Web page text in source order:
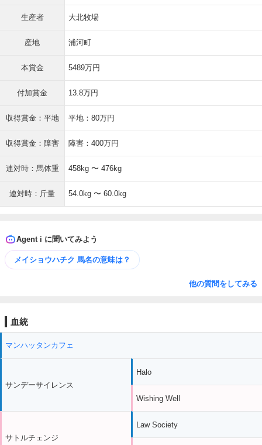
生産者 大北牧場
産地 浦河町
本賞金 5489万円
付加賞金 13.8万円
収得賞金：平地 平地：80万円
収得賞金：障害 障害：400万円
連対時：馬体重 458kg 〜 476kg
連対時：斤量 54.0kg 〜 60.0kg
Agent i に聞いてみよう
メイショウハチク 馬名の意味は？
他の質問をしてみる
血統
マンハッタンカフェ
サンデーサイレンス
サトルチェンジ
Halo
Wishing Well
Law Society